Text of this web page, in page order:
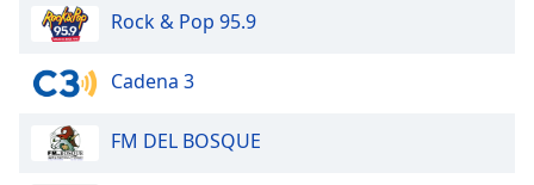
Rock & Pop 95.9
Cadena 3
FM DEL BOSQUE